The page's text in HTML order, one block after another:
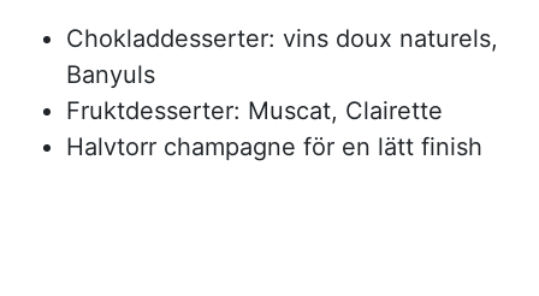
Chokladdesserter: vins doux naturels,
Banyuls
Fruktdesserter: Muscat, Clairette
Halvtorr champagne för en lätt finish